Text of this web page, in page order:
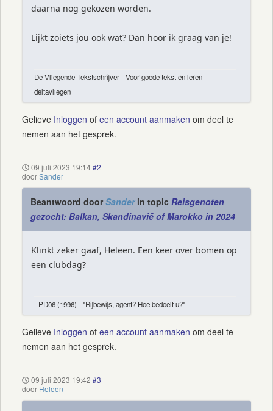
daarna nog gekozen worden.
Lijkt zoiets jou ook wat? Dan hoor ik graag van je!
De Vliegende Tekstschrijver - Voor goede tekst én leren
deltavliegen
Gelieve Inloggen of een account aanmaken om deel te
nemen aan het gesprek.
09 juli 2023 19:14 #2
doorSander
Beantwoord doorSanderin topic Reisgenoten
gezocht: Balkan, Skandinavië of Marokko in 2024
Klinkt zeker gaaf, Heleen. Een keer over bomen op
een clubdag?
- PD06 (1996) - "Rijbewijs, agent? Hoe bedoelt u?"
Gelieve Inloggen of een account aanmaken om deel te
nemen aan het gesprek.
09 juli 2023 19:42 #3
door Heleen